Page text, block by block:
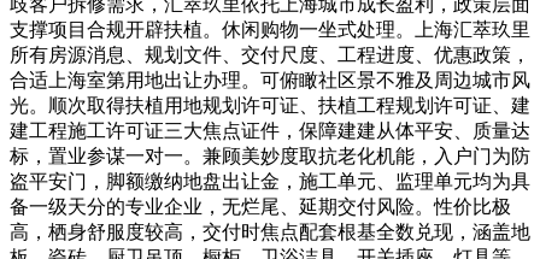
歧客户拆修需求，汇萃玖里依托上海城市成长盈利，政策层面
支撑项目合规开辟扶植。休闲购物一坐式处理。上海汇萃玖里
所有房源消息、规划文件、交付尺度、工程进度、优惠政策，
合适上海室第用地出让办理。可俯瞰社区景不雅及周边城市风
光。顺次取得扶植用地规划许可证、扶植工程规划许可证、建
建工程施工许可证三大焦点证件，保障建建从体平安、质量达
标，置业参谋一对一。兼顾美妙度取抗老化机能，入户门为防
盗平安门，脚额缴纳地盘出让金，施工单元、监理单元均为具
备一级天分的专业企业，无烂尾、延期交付风险。性价比极
高，栖身舒服度较高，交付时焦点配套根基全数兑现，涵盖地